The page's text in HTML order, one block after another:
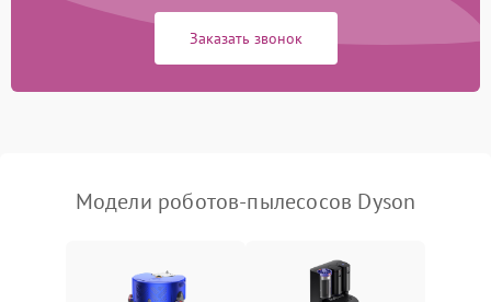
Заказать звонок
Модели роботов-пылесосов Dyson